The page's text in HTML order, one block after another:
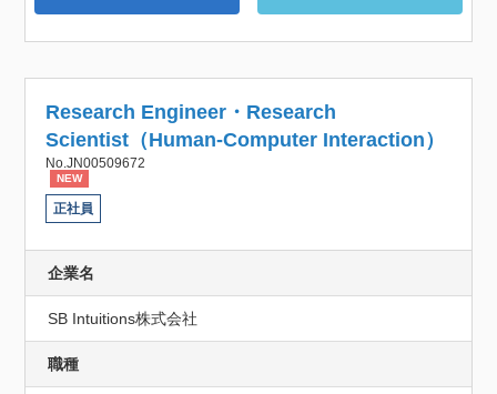
Research Engineer・Research
Scientist（Human-Computer Interaction）
No.JN00509672
NEW
正社員
企業名
SB Intuitions株式会社
職種